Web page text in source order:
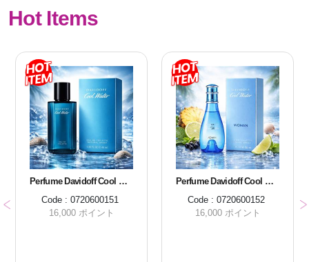
Hot Items
Perfume Davidoff Cool Water Men EDT 40 ml.
Code : 0720600151
16,000 ポイント
Perfume Davidoff Cool Water Women EDT 30 ml.
Code : 0720600152
16,000 ポイント